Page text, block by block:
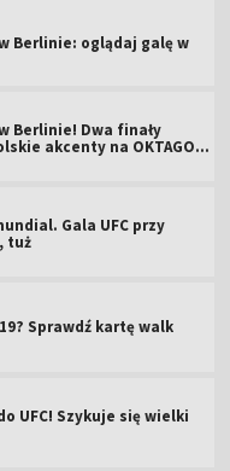
Berlinie: oglądaj galę w
Berlinie! Dwa finały
akcenty na OKTAGON
Gala UFC przy
tuż
Sprawdź kartę walk
UFC! Szykuje się wielki